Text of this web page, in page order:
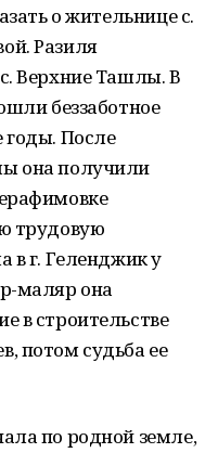
о жительнице с.
Разиля
Верхние Ташлы. В
беззаботное
годы. После
она получили
трудовую
в г. Геленджик у
маляр она
в строительстве
потом судьба ее
по родной земле,